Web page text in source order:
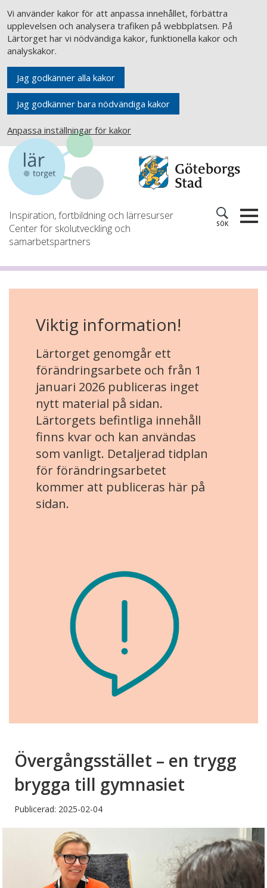
Vi använder kakor för att anpassa innehållet, förbättra
upplevelsen och analysera trafiken på webbplatsen. På
Lärtorget har vi nödvändiga kakor, funktionella kakor och
analyskakor.
Jag godkänner alla kakor
Jag godkänner bara nödvändiga kakor
Anpassa inställningar för kakor
Inspiration, fortbildning och lärresurser
Center för skolutveckling och
samarbetspartners
SÖK
Viktig information!
Lärtorget genomgår ett
förändringsarbete och från 1
januari 2026 publiceras inget
nytt material på sidan.
Lärtorgets befintliga innehåll
finns kvar och kan användas
som vanligt. Detaljerad tidplan
för förändringsarbetet
kommer att publiceras här på
sidan.
Övergångsstället – en trygg
brygga till gymnasiet
Publicerad: 2025-02-04